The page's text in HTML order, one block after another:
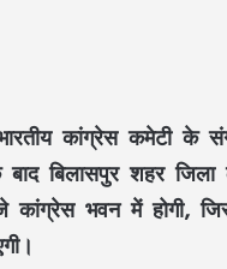
कांग्रेस कमेटी के
बिलासपुर शहर
भवन में होगी,